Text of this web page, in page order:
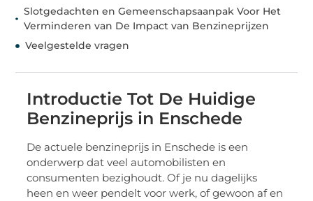
Slotgedachten en Gemeenschapsaanpak Voor Het
Verminderen van De Impact van Benzineprijzen
Veelgestelde vragen
Introductie Tot De Huidige
Benzineprijs in Enschede
De actuele benzineprijs in Enschede is een
onderwerp dat veel automobilisten en
consumenten bezighoudt. Of je nu dagelijks
heen en weer pendelt voor werk, of gewoon af en